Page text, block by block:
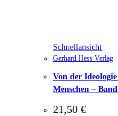
Schnellansicht
Gerhard Hess Verlag
Von der
Menschen –
21,50 €